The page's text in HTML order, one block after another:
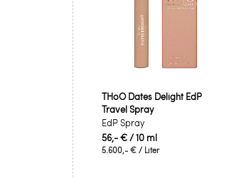
THoO Dates Delight EdP
Travel Spray
EdP Spray
56,- €/ 10 ml
5.600,- € / Liter